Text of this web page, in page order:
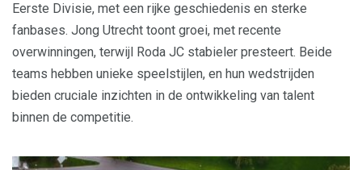
Eerste Divisie, met een rijke geschiedenis en sterke
fanbases. Jong Utrecht toont groei, met recente
overwinningen, terwijl Roda JC stabieler presteert. Beide
teams hebben unieke speelstijlen, en hun wedstrijden
bieden cruciale inzichten in de ontwikkeling van talent
binnen de competitie.